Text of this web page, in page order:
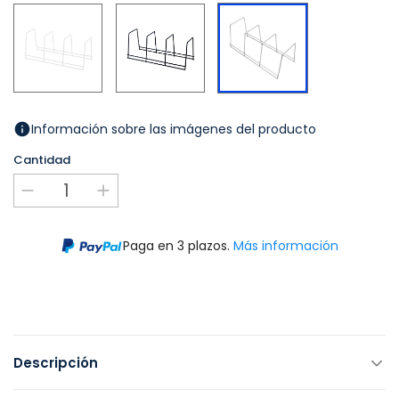
Blanco Negro Cromado
Información sobre las imágenes del producto
Cantidad
Paga en 3 plazos. Más información
Descripción